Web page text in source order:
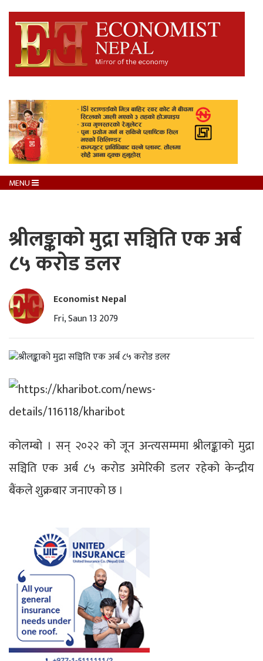
MENU
श्रीलङ्काको मुद्रा सञ्चिति एक अर्ब
८५ करोड डलर
Economist Nepal
Fri, Saun 13 2079
कोलम्बो । सन् २०२२ को जून अन्त्यसम्ममा श्रीलङ्काको मुद्रा
सञ्चिति एक अर्ब ८५ करोड अमेरिकी डलर रहेको केन्द्रीय
बैंकले शुक्रबार जनाएको छ ।